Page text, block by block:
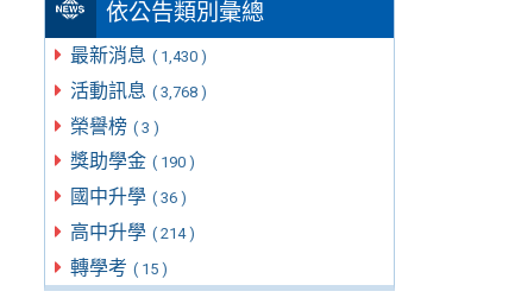
依公告類別彙總
最新消息 ( 1,430 )
活動訊息 ( 3,768 )
榮譽榜 ( 3 )
獎助學金 ( 190 )
國中升學 ( 36 )
高中升學 ( 214 )
轉學考 ( 15 )